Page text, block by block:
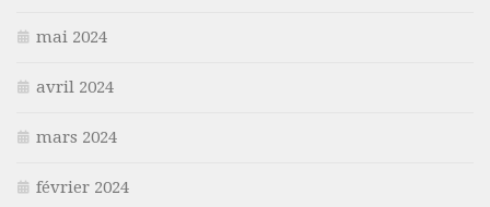
mai 2024
avril 2024
mars 2024
février 2024